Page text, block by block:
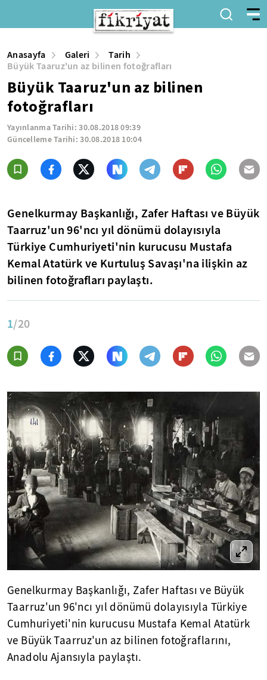
Anasayfa Galeri
Tarih
Büyük Taaruz'un az bilinen fotoğrafları
Büyük Taaruz'un az bilinen
fotoğrafları
Yayınlanma Tarihi:30.08.2018 09:39
Güncelleme Tarihi:30.08.2018 10:04
Genelkurmay Başkanlığı, Zafer Haftası ve Büyük
Taarruz'un 96'ncı yıl dönümü dolayısıyla
Türkiye Cumhuriyeti'nin kurucusu Mustafa
Kemal Atatürk ve Kurtuluş Savaşı'na ilişkin az
bilinen fotoğrafları paylaştı.
1/20
Genelkurmay Başkanlığı, Zafer Haftası ve Büyük
Taarruz'un 96'ncı yıl dönümü dolayısıyla Türkiye
Cumhuriyeti'nin kurucusu Mustafa Kemal Atatürk
ve Büyük Taarruz'un az bilinen fotoğraflarını,
Anadolu Ajansıyla paylaştı.